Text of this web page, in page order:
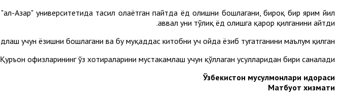
Aзҳар" университетида таҳсил олаётган пайтда ёд олишни бошлагани, бироқ бир ярим йил
аввал уни тўлиқ ёд олишга қарор қилганини айтди.
учун ёзишни бошлагани ва бу муқаддас китобни уч ойда ёзиб тугатганини маълум қилган.
ҳофизларининг ўз хотираларини мустаҳкамлаш учун қўллаган усулларидан бири саналади.
Ўзбекистон мусулмонлари идораси
Матбуот хизмати